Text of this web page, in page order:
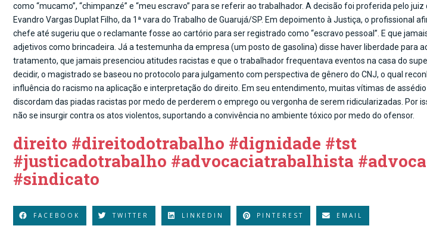
como “mucamo”, “chimpanzé” e “meu escravo” para se referir ao trabalhador. A decisão foi proferida pelo juiz
Evandro Vargas Duplat Filho, da 1ª vara do Trabalho de Guarujá/SP. Em depoimento à Justiça, o profissional
chefe até sugeriu que o reclamante fosse ao cartório para ser registrado como “escravo pessoal”. E que
adjetivos como brincadeira. Já a testemunha da empresa (um posto de gasolina) disse haver liberdade para
tratamento, que jamais presenciou atitudes racistas e que o trabalhador frequentava eventos na casa do
decidir, o magistrado se baseou no protocolo para julgamento com perspectiva de gênero do CNJ, o qual
influência do racismo na aplicação e interpretação do direito. Em seu entendimento, muitas vítimas de
discordam das piadas racistas por medo de perderem o emprego ou vergonha de serem ridicularizadas. Por
não se insurgir contra os atos violentos, suportando a convivência no ambiente tóxico por medo do ofensor.
direito #direitodotrabalho #dignidade #tst
#justicadotrabalho #advocaciatrabalhista
#sindicato
FACEBOOK TWITTER LINKEDIN PINTEREST EMAIL